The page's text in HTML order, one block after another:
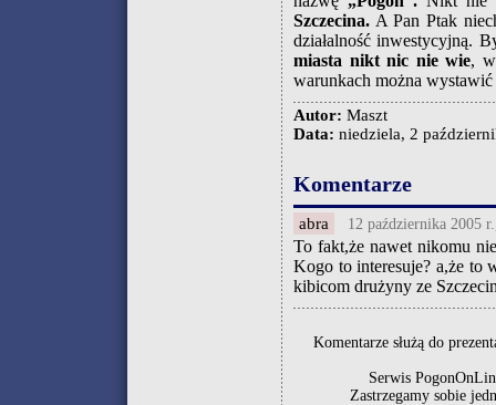
Szczecina. A Pan Ptak
działalność inwestycyjną.
miasta nikt nic nie wie,
warunkach można
Autor: Maszt
Data: niedziela, 2
Komentarze
abra 12 października 2005
To fakt,że nawet nikomu
Kogo to interesuje? a,że to
kibicom drużyny ze
Komentarze służą do
Serwis
Zastrzegamy sobie